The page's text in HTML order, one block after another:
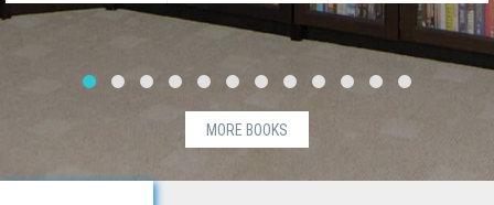
MORE BOOKS